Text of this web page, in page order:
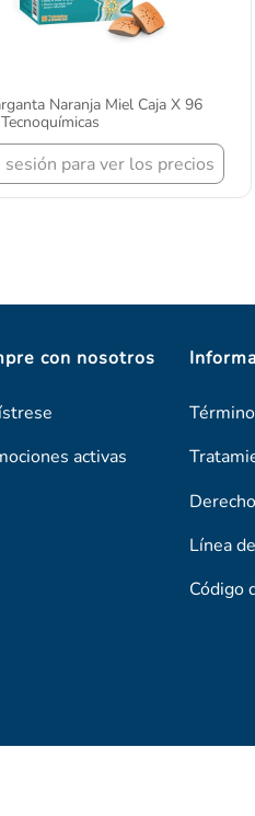
Naranja Miel Caja X 96
sesión para ver los precios
con nosotros
activas
Línea
Código